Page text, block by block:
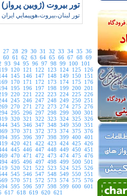
تور بيروت (ژوبين پرواز)
تور لبنان،بيروت،هوپيمايي ايران
27 28 29 30 31 32 33 34 35 36
60 61 62 63 64 65 66 67 68 69
93 94 95 96 97 98 99 100
101
120 121 122 123 124 125
126
145 146 147 148 149 150
151
170 171 172 173 174 175
176
195 196 197 198 199 200 201
220 221 222 223 224 225 226
245 246 247 248 249 250 251
270 271 272 273 274 275 276
295 296 297 298 299 300 301
320 321 322 323 324 325 326
345 346 347 348 349 350 351
370 371 372 373 374 375 376
395 396 397 398 399 400 401
420 421 422 423 424 425 426
445 446 447 448 449 450 451
470 471 472 473 474 475 476
495 496 497 498 499 500 501
520 521 522 523 524 525 526
545 546 547 548 549 550 551
570 571 572 573 574 575 576
595 596 597 598 599 600 601
617 618 619 620 621